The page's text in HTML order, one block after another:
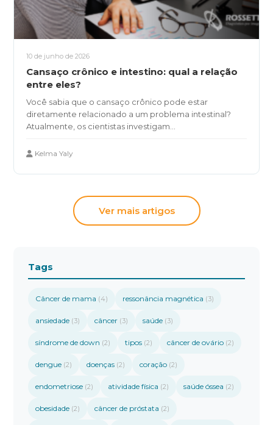
10 de junho de 2026
Cansaço crônico e intestino: qual a relação
entre eles?
Você sabia que o cansaço crônico pode estar
diretamente relacionado a um problema intestinal?
Atualmente, os cientistas investigam...
Kelma Yaly
Ver mais artigos
Tags
Câncer de mama (4) ressonância magnética (3)
ansiedade (3) câncer (3) saúde (3)
síndrome de down (2) tipos (2) câncer de ovário (2)
dengue (2) doenças (2) coração (2)
endometriose (2) atividade física (2) saúde óssea (2)
obesidade (2) câncer de próstata (2)